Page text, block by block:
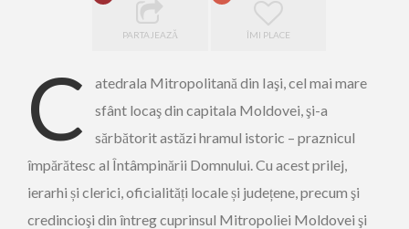
PARTAJEAZĂ ÎMI PLACE
C
atedrala Mitropolitană din Iaşi, cel mai mare
sfânt locaş din capitala Moldovei, şi-a
sărbătorit astăzi hramul istoric – praznicul
împărătesc al Întâmpinării Domnului. Cu acest prilej,
ierarhi și clerici, oficialități locale și județene, precum şi
credincioşi din întreg cuprinsul Mitropoliei Moldovei şi